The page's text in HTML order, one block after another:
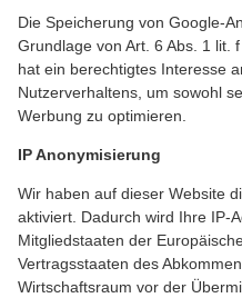
Die Speicherung von Google-
Grundlage von Art. 6 Abs. 1 lit.
hat ein berechtigtes Interesse
Nutzerverhaltens, um sowohl
Werbung zu optimieren.
IP Anonymisierung
Wir haben auf dieser Website
aktiviert. Dadurch wird Ihre IP-
Mitgliedstaaten der
Vertragsstaaten des
Wirtschaftsraum vor der